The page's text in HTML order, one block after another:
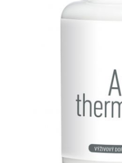
karnityny, czarna
herbata, L-teanina,
CACTINEA®,